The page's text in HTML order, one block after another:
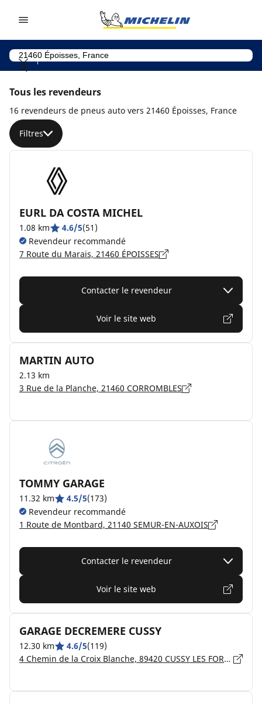
Tous les revendeurs
16 revendeurs de pneus auto vers 21460 Époisses, France
Filtres
EURL DA COSTA MICHEL
1.08 km 4.6/5(51)
Revendeur recommandé
7 Route du Marais, 21460 ÉPOISSES
Contacter le revendeur
Voir le site web
MARTIN AUTO
2.13 km
3 Rue de la Planche, 21460 CORROMBLES
TOMMY GARAGE
11.32 km 4.5/5(173)
Revendeur recommandé
1 Route de Montbard, 21140 SEMUR-EN-AUXOIS
Contacter le revendeur
Voir le site web
GARAGE DECREMERE CUSSY
12.30 km 4.6/5(119)
4 Chemin de la Croix Blanche, 89420 CUSSY LES FORGES